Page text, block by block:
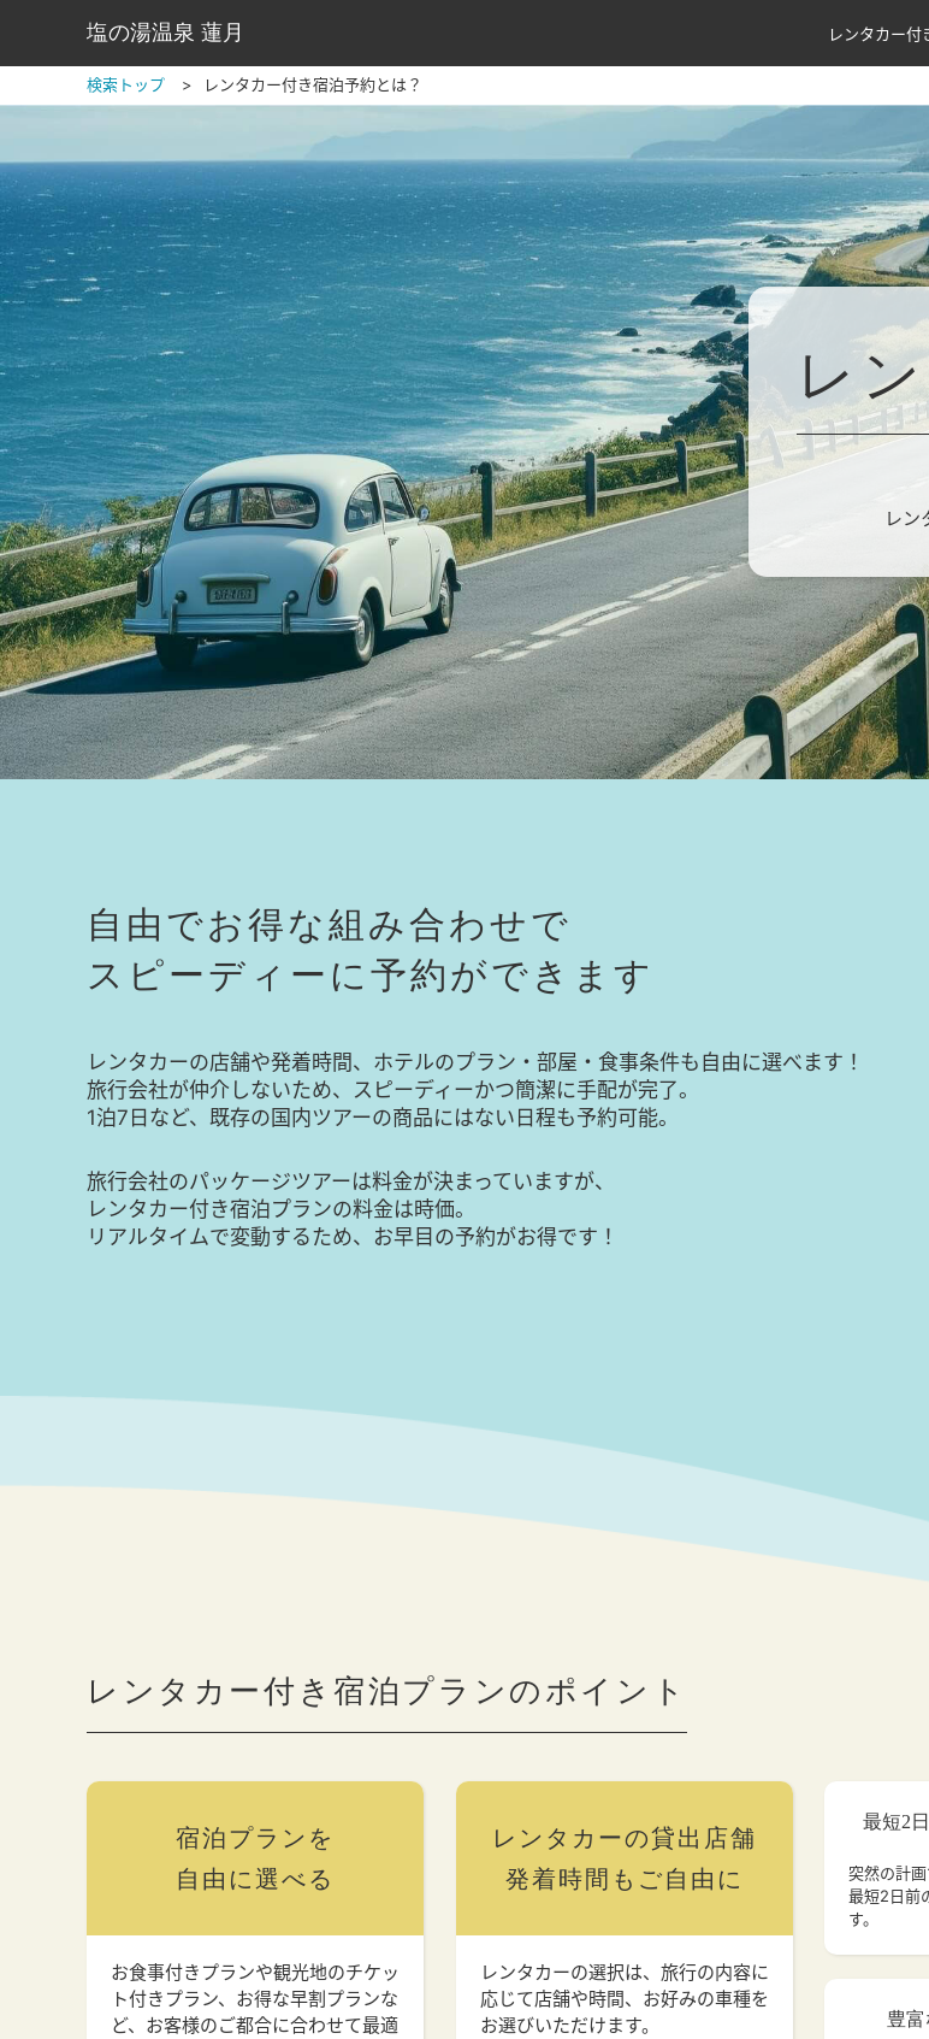
塩の湯温泉 蓮月 レンタカー付
検索トップ レンタカー付き宿泊予約とは？
レ
レン
自由でお得な組み合わせで
スピーディーに予約ができます
レンタカーの店舗や発着時間、ホテルのプラン・部屋・食事条件も自由に選べます！
旅行会社が仲介しないため、スピーディーかつ簡潔に手配が完了。
1泊7日など、既存の国内ツアーの商品にはない日程も予約可能。
旅行会社のパッケージツアーは料金が決まっていますが、
レンタカー付き宿泊プランの料金は時価。
リアルタイムで変動するため、お早目の予約がお得です！
レンタカー付き宿泊プランのポイント
宿泊プランを
自由に選べる
お食事付きプランや観光地のチケッ
ト付きプラン、お得な早割プランな
ど、お客様のご都合に合わせて最適
レンタカーの貸出店舗
発着時間もご自由に
レンタカーの選択は、旅行の内容に
応じて店舗や時間、お好みの車種を
お選びいただけます。
最短2
突然の計画
最短2日前
す。
豊